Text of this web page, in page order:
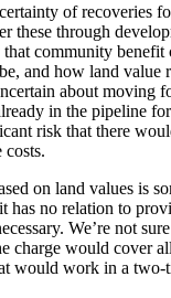
of recoveries
these through
community
and how land value
about moving
in the pipeline
risk that there
costs.
on land values is
has no relation to
We’re not
charge would cover
would work in a two-